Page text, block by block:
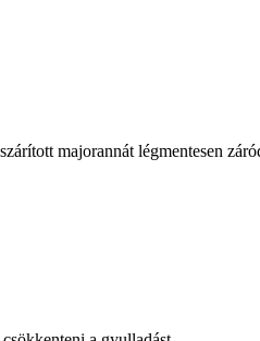
majorannát légmentesen